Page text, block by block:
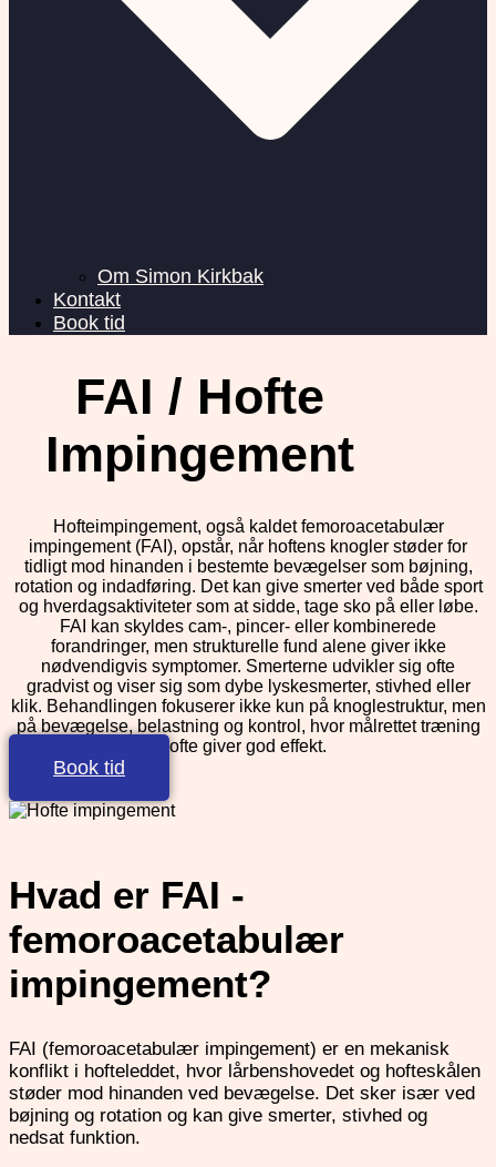
Om Simon Kirkbak
Kontakt
Book tid
FAI / Hofte
Impingement
Hofteimpingement, også kaldet femoroacetabulær
impingement (FAI), opstår, når hoftens knogler støder for
tidligt mod hinanden i bestemte bevægelser som bøjning,
rotation og indadføring. Det kan give smerter ved både sport
og hverdagsaktiviteter som at sidde, tage sko på eller løbe.
FAI kan skyldes cam-, pincer- eller kombinerede
forandringer, men strukturelle fund alene giver ikke
nødvendigvis symptomer. Smerterne udvikler sig ofte
gradvist og viser sig som dybe lyskesmerter, stivhed eller
klik. Behandlingen fokuserer ikke kun på knoglestruktur, men
på bevægelse, belastning og kontrol, hvor målrettet træning
ofte giver god effekt.
Book tid
Hvad er FAI -
femoroacetabulær
impingement?
FAI (femoroacetabulær impingement) er en mekanisk
konflikt i hofteleddet, hvor lårbenshovedet og hofteskålen
støder mod hinanden ved bevægelse. Det sker især ved
bøjning og rotation og kan give smerter, stivhed og
nedsat funktion.